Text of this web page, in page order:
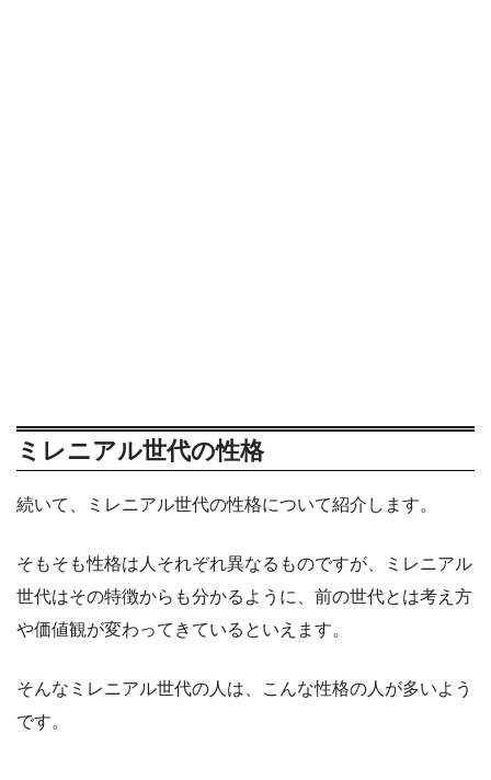
ミレニアル世代の性格
続いて、ミレニアル世代の性格について紹介します。
そもそも性格は人それぞれ異なるものですが、ミレニアル
世代はその特徴からも分かるように、前の世代とは考え方
や価値観が変わってきているといえます。
そんなミレニアル世代の人は、こんな性格の人が多いよう
です。